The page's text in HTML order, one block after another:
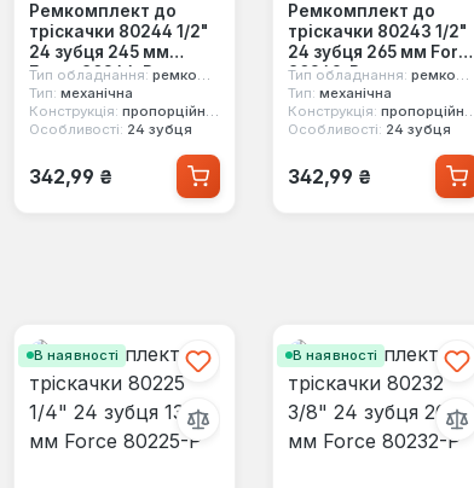
Ремкомплект до
тріскачки 80244 1/2"
24 зубця 245 мм
Force 80244-P
Тип обладнання: ремкомплект
Тип: механічна
Конструкція: пропорційний механізм
Особливості: 24 зубця
Звичайна ціна:
342,99 ₴
Ремкомплект до
тріскачки 80243 1/2"
24 зубця 265 мм Force
80243-P
Тип обладнання: ремкомплект
Тип: механічна
Конструкція: пропорційний механізм
Особливості: 24 зубця
Звичайна ціна:
342,99 ₴
В наявності В наявності